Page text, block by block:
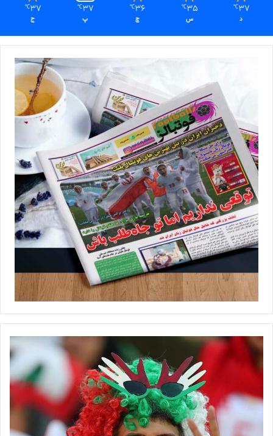
37
℃
د
35
℃
س
36
℃
چ
37
℃
پ
37
℃
ج